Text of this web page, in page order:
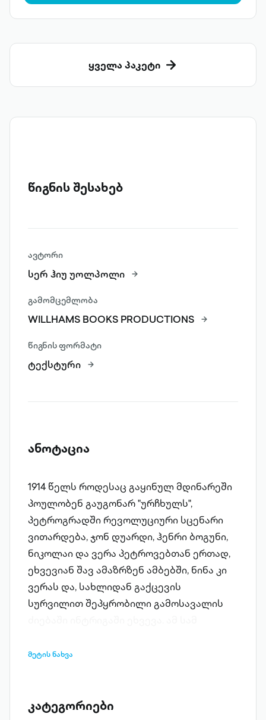
ყველა პაკეტი
წიგნის შესახებ
ავტორი
სერ ჰიუ უოლპოლი
გამომცემლობა
WILLHAMS BOOKS PRODUCTIONS
წიგნის ფორმატი
ტექსტური
ანოტაცია
1914 წელს როდესაც გაყინულ მდინარეში
პოულობენ გაუგონარ "ურჩხულს",
პეტროგრადში რევოლუციური სცენარი
ვითარდება, ჯონ დუარდი, ჰენრი ბოგუნი,
ნიკოლაი და ვერა პეტროვებთან ერთად,
ეხვევიან შავ ამაზრზენ ამბებში, ნინა კი
ვერას და, სახლიდან გაქცევის
სურვილით შეპყრობილი გამოსავალის
პირველად მოიპოვა ჯეიმს თეით ბლეკის
დაწერა შემდეგი "რუსებიც კი
მეტის ნახვა
კატეგორიები